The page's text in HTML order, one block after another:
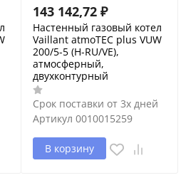
143 142,72 ₽
Настенный газовый котел
Vaillant atmoTEC plus VUW
200/5-5 (H-RU/VE),
атмосферный,
двухконтурный
Срок поставки от 3х дней
Артикул 0010015259
В корзину